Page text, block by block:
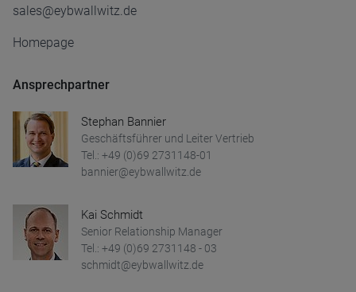
sales@eybwallwitz.de
Homepage
Ansprechpartner
Stephan Bannier
Geschäftsführer und Leiter Vertrieb
Tel.: +49 (0)69 2731148-01
bannier@eybwallwitz.de
Kai Schmidt
Senior Relationship Manager
Tel.: +49 (0)69 2731148 - 03
schmidt@eybwallwitz.de